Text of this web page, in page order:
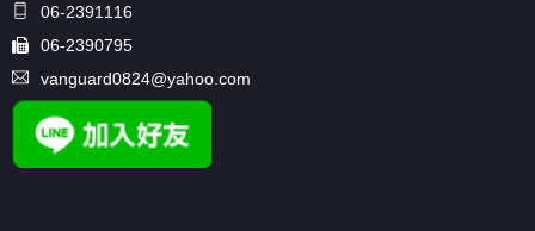
06-2391116
06-2390795
vanguard0824@yahoo.com